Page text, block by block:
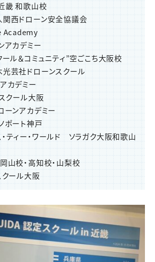
畿 和歌山校
西ドローン安全協議会
Academy
アカデミー
ル＆コミュニティ”空ごこち大阪校
芸社ドローンスクール
カデミー
クール大阪
ーンアカデミー
ポート神戸
ティー・ワールド ソラガク大阪和歌山
山校・高知校・山梨校
クール大阪